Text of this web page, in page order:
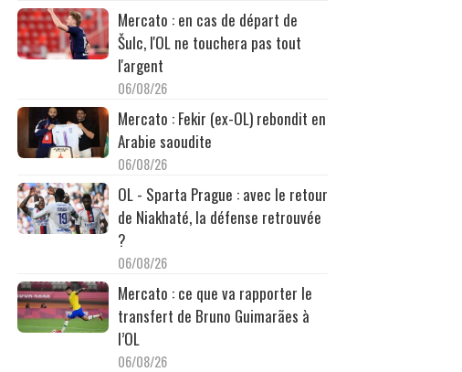
Mercato : en cas de départ de
Šulc, l'OL ne touchera pas tout
l'argent
06/08/26
Mercato : Fekir (ex-OL) rebondit en
Arabie saoudite
06/08/26
OL - Sparta Prague : avec le retour
de Niakhaté, la défense retrouvée
?
06/08/26
Mercato : ce que va rapporter le
transfert de Bruno Guimarães à
l’OL
06/08/26